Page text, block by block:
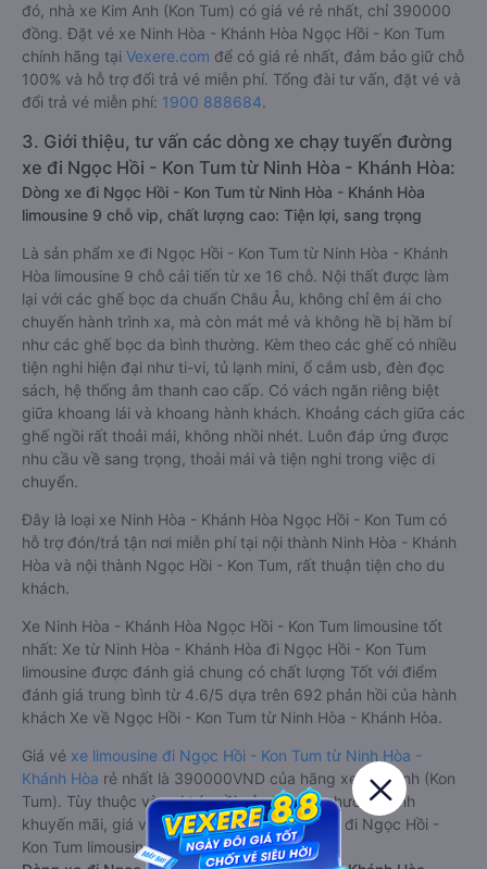
đó, nhà xe Kim Anh (Kon Tum) có giá vé rẻ nhất, chỉ 390000
đồng. Đặt vé xe Ninh Hòa - Khánh Hòa Ngọc Hồi - Kon Tum
chính hãng tại Vexere.com để có giá rẻ nhất, đảm bảo giữ chỗ
100% và hỗ trợ đổi trả vé miễn phí. Tổng đài tư vấn, đặt vé và
đổi trả vé miễn phí: 1900 888684.
3. Giới thiệu, tư vấn các dòng xe chạy tuyến đường
xe đi Ngọc Hồi - Kon Tum từ Ninh Hòa - Khánh Hòa:
Dòng xe đi Ngọc Hồi - Kon Tum từ Ninh Hòa - Khánh Hòa
limousine 9 chỗ vip, chất lượng cao: Tiện lợi, sang trọng
Là sản phẩm xe đi Ngọc Hồi - Kon Tum từ Ninh Hòa - Khánh
Hòa limousine 9 chỗ cải tiến từ xe 16 chỗ. Nội thất được làm
lại với các ghế bọc da chuẩn Châu Âu, không chỉ êm ái cho
chuyến hành trình xa, mà còn mát mẻ và không hề bị hầm bí
như các ghế bọc da bình thường. Kèm theo các ghế có nhiều
tiện nghi hiện đại như ti-vi, tủ lạnh mini, ổ cắm usb, đèn đọc
sách, hệ thống âm thanh cao cấp. Có vách ngăn riêng biệt
giữa khoang lái và khoang hành khách. Khoảng cách giữa các
ghế ngồi rất thoải mái, không nhồi nhét. Luôn đáp ứng được
nhu cầu về sang trọng, thoải mái và tiện nghi trong việc di
chuyển.
Đây là loại xe Ninh Hòa - Khánh Hòa Ngọc Hồi - Kon Tum có
hỗ trợ đón/trả tận nơi miễn phí tại nội thành Ninh Hòa - Khánh
Hòa và nội thành Ngọc Hồi - Kon Tum, rất thuận tiện cho du
khách.
Xe Ninh Hòa - Khánh Hòa Ngọc Hồi - Kon Tum limousine tốt
nhất: Xe từ Ninh Hòa - Khánh Hòa đi Ngọc Hồi - Kon Tum
limousine được đánh giá chung có chất lượng Tốt với điểm
đánh giá trung bình từ 4.6/5 dựa trên 692 phản hồi của hành
khách Xe về Ngọc Hồi - Kon Tum từ Ninh Hòa - Khánh Hòa.
Giá vé xe limousine đi Ngọc Hồi - Kon Tum từ Ninh Hòa -
Khánh Hòa rẻ nhất là 390000VND của hãng xe Kim Anh (Kon
Tum). Tùy thuộc vào vị trí ngồi của bạn và chương trình
khuyến mãi, giá vé Xe Ninh Hòa - Khánh Hòa đi Ngọc Hồi -
Kon Tum limousine này có thể sẽ rẻ hơn